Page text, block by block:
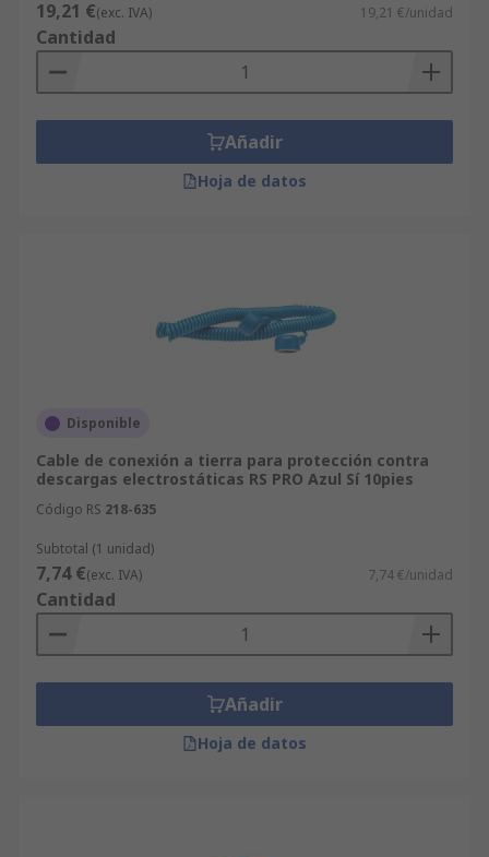
Recuerde también que, si compra grandes
cantidades y realiza pedidos desde 600 €, podía
beneficiarse de nuestras ofertas.
19,21 €(exc. IVA) 19,21 €/unidad
Cantidad
Añadir
Hoja de datos
Disponible
Cable de conexión a tierra para protección contra
descargas electrostáticas RS PRO Azul Sí 10pies
Código RS 218-635
Subtotal (1 unidad)
7,74 €(exc. IVA) 7,74 €/unidad
Cantidad
Añadir
Hoja de datos